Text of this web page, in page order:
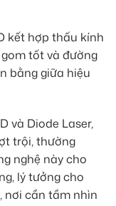
kết hợp thấu kính
tốt và đường
bằng giữa hiệu
và Diode Laser,
trội, thường
nghệ này cho
lý tưởng cho
nơi cần tầm nhìn